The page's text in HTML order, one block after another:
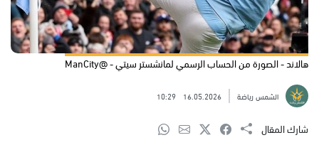
هالاند - الصورة من الحساب الرسمي لمانشستر سيتي - @ManCity
الشمس رياضة 16.05.2026
10:29
شارك المقال